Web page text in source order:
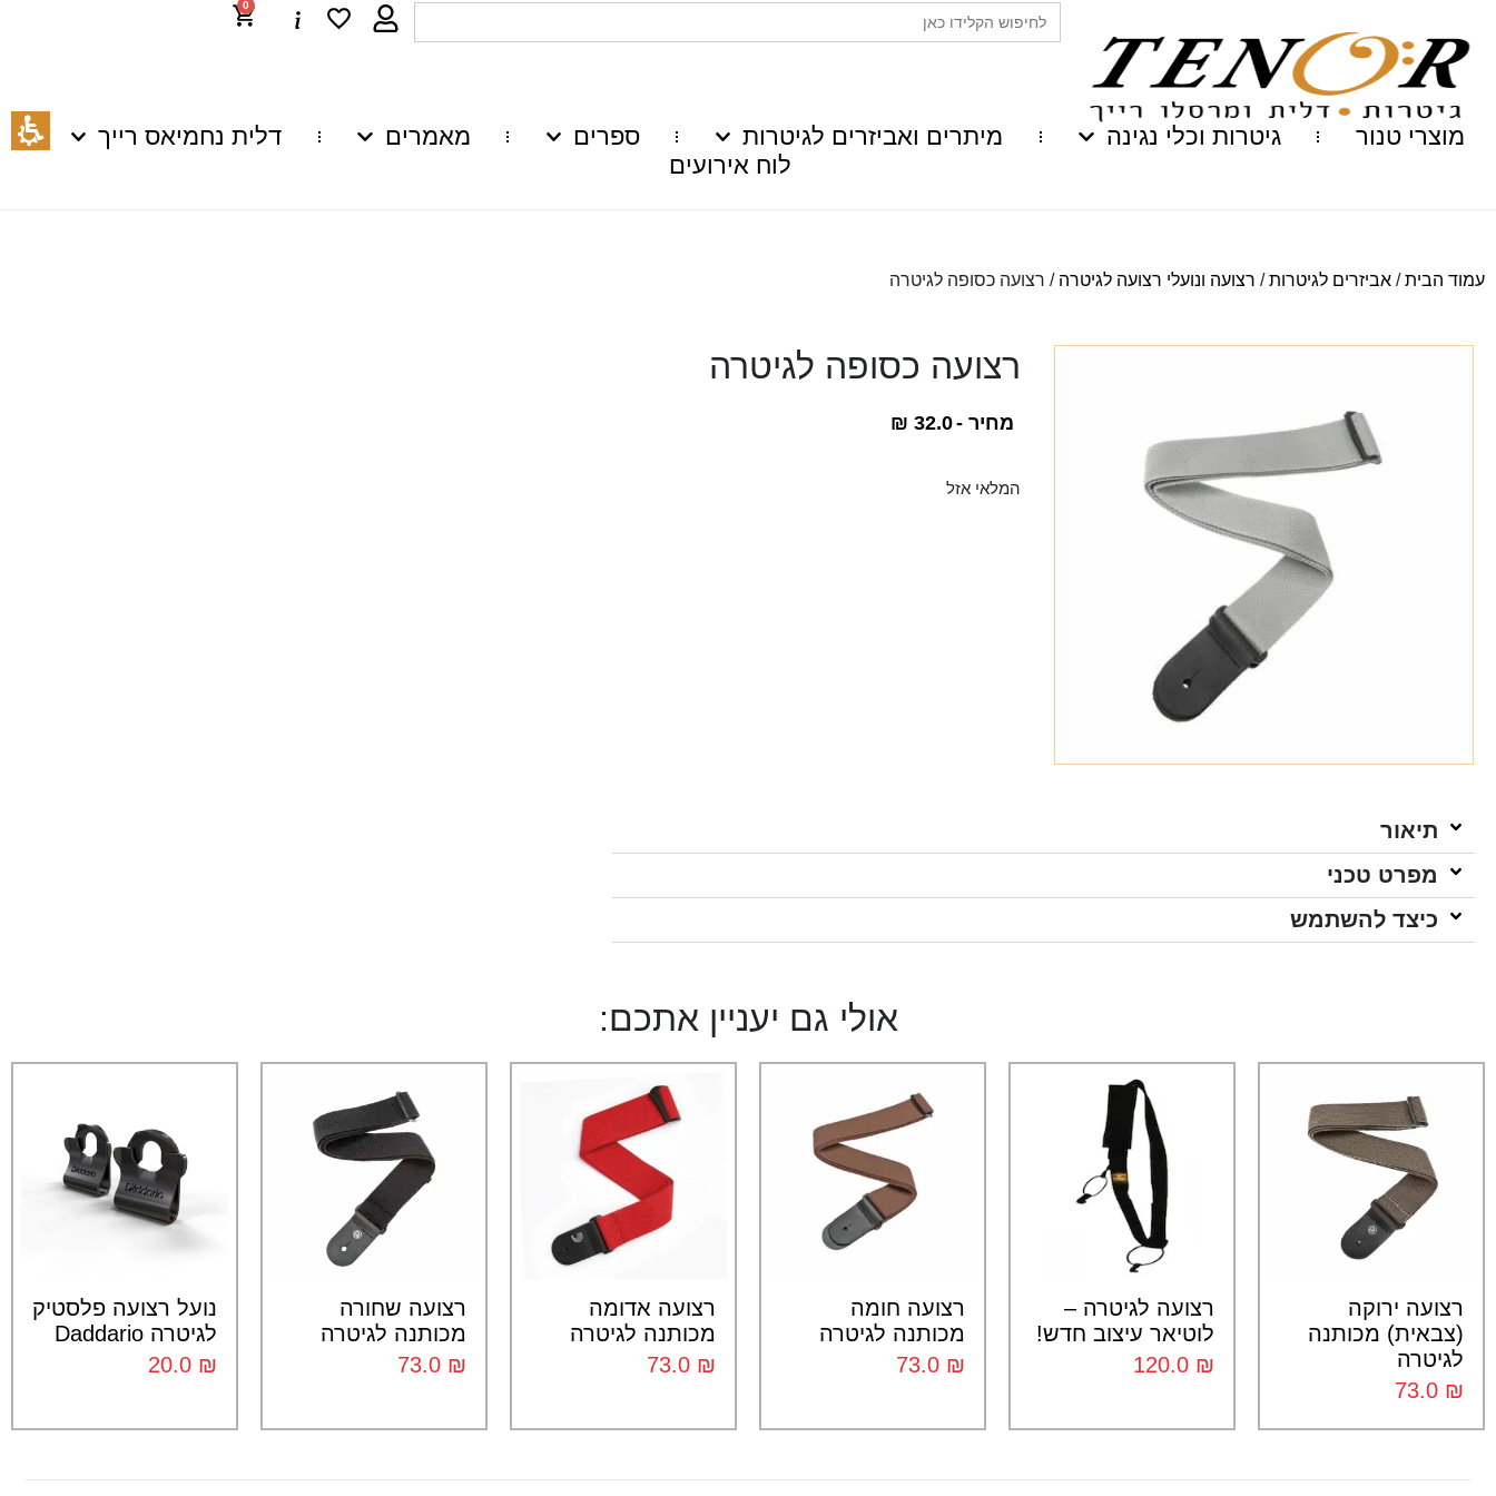
Search
for:
0
מוצרי טנור גיטרות וכלי נגינה מיתרים ואביזרים לגיטרות ספרים מאמרים
דלית נחמיאס רייך
לוח אירועים
עמוד הבית/ אביזרים לגיטרות/ רצועה ונועלי רצועה לגיטרה / רצועה כסופה לגיטרה
רצועה כסופה לגיטרה
מחיר - ₪ 32.0
המלאי אזל
תיאור
מפרט טכני
כיצד להשתמש
אולי גם יעניין אתכם:
רצועה ירוקה
(צבאית) מכותנה
לגיטרה
₪
רצועה לגיטרה –
לוטיאר עיצוב חדש!
₪
רצועה חומה
מכותנה לגיטרה
₪
רצועה אדומה
מכותנה לגיטרה
₪
רצועה שחורה
מכותנה לגיטרה
₪
נועל רצועה פלסטיק
לגיטרה Daddario
₪